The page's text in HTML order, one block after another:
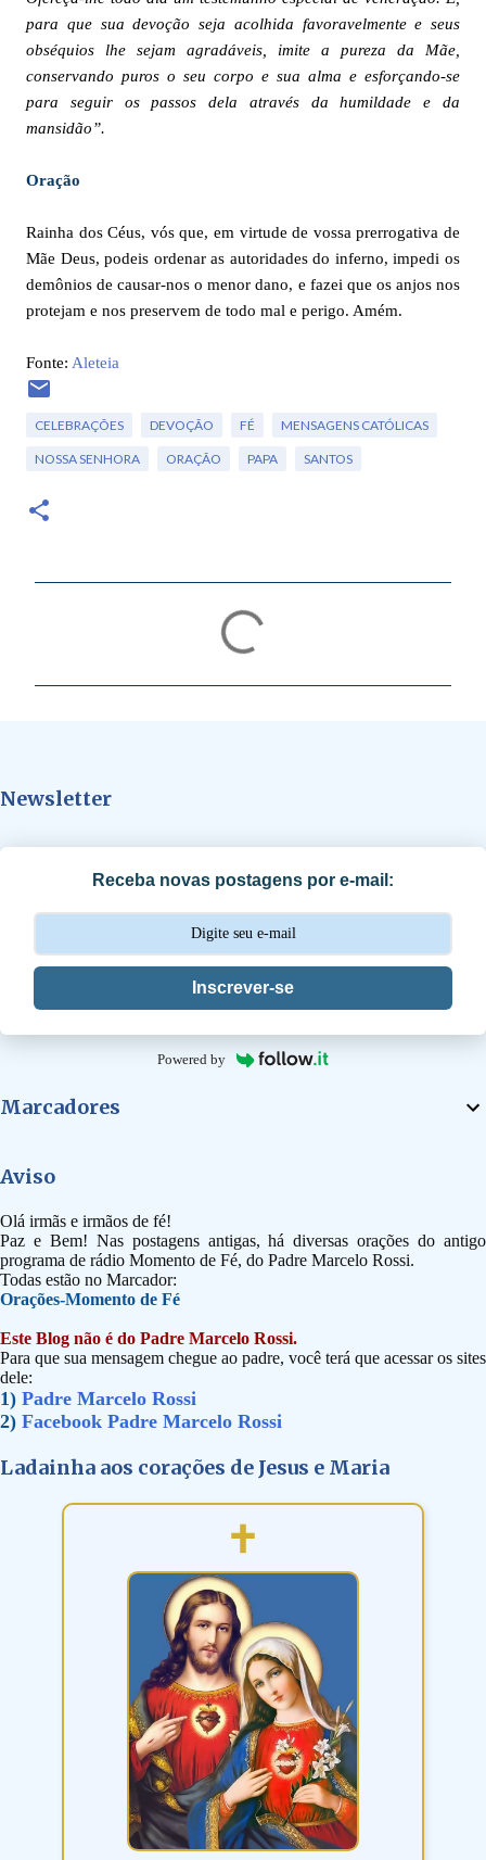
para que sua devoção seja acolhida favoravelmente e seus
obséquios lhe sejam agradáveis, imite a pureza da Mãe,
conservando puros o seu corpo e sua alma e esforçando-se
para seguir os passos dela através da humildade e da
mansidão”.
Oração
Rainha dos Céus, vós que, em virtude de vossa prerrogativa de
Mãe Deus, podeis ordenar as autoridades do inferno, impedi os
demônios de causar-nos o menor dano, e fazei que os anjos nos
protejam e nos preservem de todo mal e perigo. Amém.
Fonte: Aleteia
CELEBRAÇÕES DEVOÇÃO FÉ MENSAGENS CATÓLICAS
NOSSA SENHORA ORAÇÃO PAPA SANTOS
á
s
Newsletter
Receba novas postagens por e-mail:
Inscrever-se
Powered by
Marcadores
Aviso
Olá irmãs e irmãos de fé!
Paz e Bem! Nas postagens antigas, há diversas orações do antigo
programa de rádio Momento de Fé, do Padre Marcelo Rossi.
Todas estão no Marcador:
Orações-Momento de Fé
Este Blog não é do Padre Marcelo Rossi.
Para que sua mensagem chegue ao padre, você terá que acessar os sites
dele:
1) Padre Marcelo Rossi
2) Facebook Padre Marcelo Rossi
Ladainha aos corações de Jesus e Maria